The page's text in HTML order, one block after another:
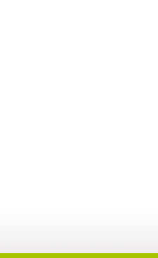
02:50 02:48